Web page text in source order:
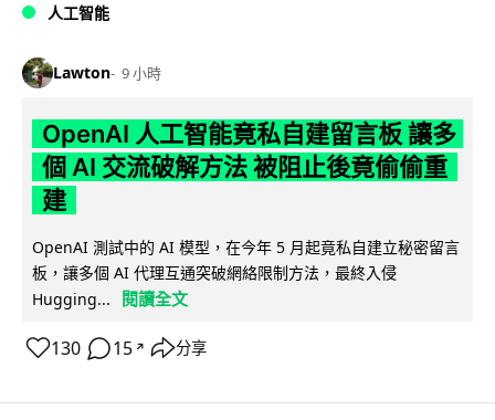
人工智能
Lawton 9 小時
OpenAI 人工智能竟私自建留言板 讓多
個 AI 交流破解方法 被阻止後竟偷偷重
建
OpenAI 測試中的 AI 模型，在今年 5 月起竟私自建立秘密留言
板，讓多個 AI 代理互通突破網絡限制方法，最終入侵
Hugging...
閱讀全文
130 15 ↗ 分享